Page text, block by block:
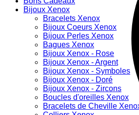
Bijoux Xenox
Bracelets Xenox
Bijoux Coeurs Xenox
Bijoux Perles Xenox
Bagues Xenox
Bijoux Xenox - Rose
Bijoux Xenox - Argent
Bijoux Xenox - Symboles
Bijoux Xenox - Doré
Bijoux Xenox - Zircons
Boucles d'oreilles Xenox
Bracelets de Cheville